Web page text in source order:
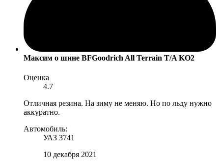
Максим о шине BFGoodrich All Terrain T/A KO2
Оценка
4.7
Отличная резина. На зиму не меняю. Но по льду нужно
аккуратно.
Автомобиль:
УАЗ 3741
10 декабря 2021